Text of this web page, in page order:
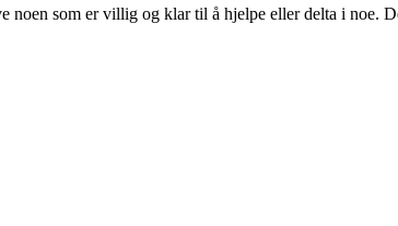
som er villig og klar til å hjelpe eller delta i noe.